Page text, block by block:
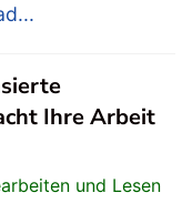
Ihre Arbeit
und Lesen